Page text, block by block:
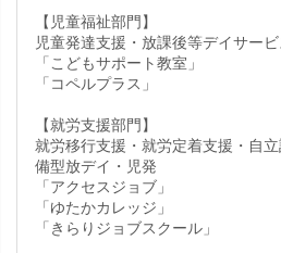
【児童福祉部門】
児童発達支援・放課後等デイサー
「こどもサポート教室」
「コペルプラス」
【就労支援部門】
就労移行支援・就労定着支援・自
備型放デイ・児発
「アクセスジョブ」
「ゆたかカレッジ」
「きらりジョブスクール」